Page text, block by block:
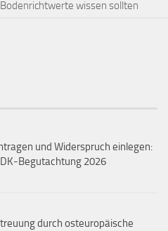
wissen sollten
und Widerspruch einlegen:
Begutachtung 2026
durch osteuropäische